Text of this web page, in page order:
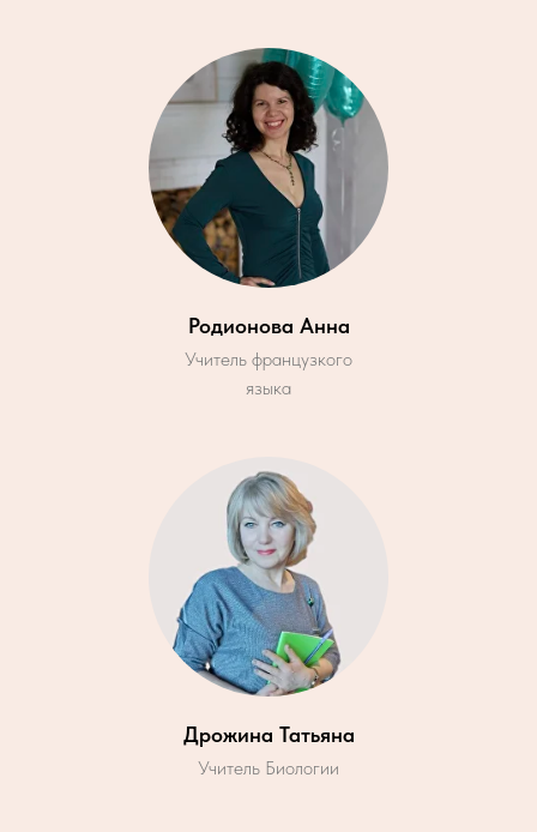
Родионова Анна
Учитель французкого
языка
Дрожина Татьяна
Учитель Биологии